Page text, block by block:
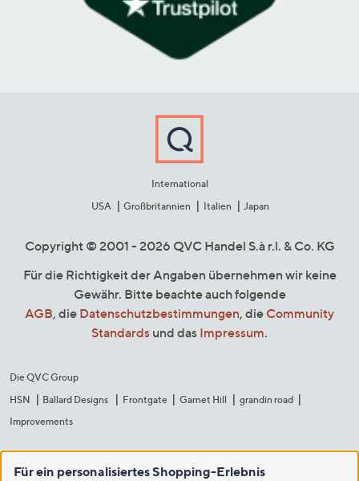
International
USA
Großbritannien Italien Japan
Copyright © 2001 - 2026 QVC Handel S.à r.l. & Co. KG
Für die Richtigkeit der Angaben übernehmen wir keine
Gewähr. Bitte beachte auch folgende
AGB, die Datenschutzbestimmungen, die Community
Standards und das Impressum.
Die QVC Group
HSN
Ballard Designs Frontgate Garnet Hill
grandin road
Improvements
Für ein personalisiertes Shopping-Erlebnis